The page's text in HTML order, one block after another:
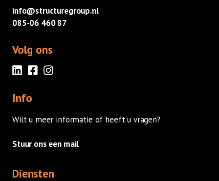
info@structuregroup.nl
085-06 460 87
Volg ons
Info
Wilt u meer informatie of heeft u vragen?
Stuur ons een mail
Diensten